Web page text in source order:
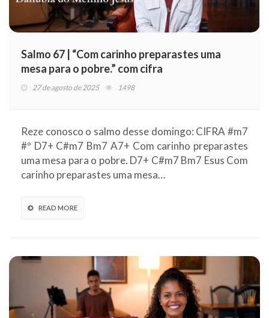
Salmo 67 | “Com carinho preparastes uma
mesa para o pobre.” com cifra
27 de agosto de 2025 1498
Reze conosco o salmo desse domingo: CIFRA #m7
#º D7+ C#m7 Bm7 A7+ Com carinho preparastes
uma mesa para o pobre. D7+ C#m7 Bm7 Esus Com
carinho preparastes uma mesa…
READ MORE